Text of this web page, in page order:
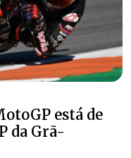
está de
da Grã-